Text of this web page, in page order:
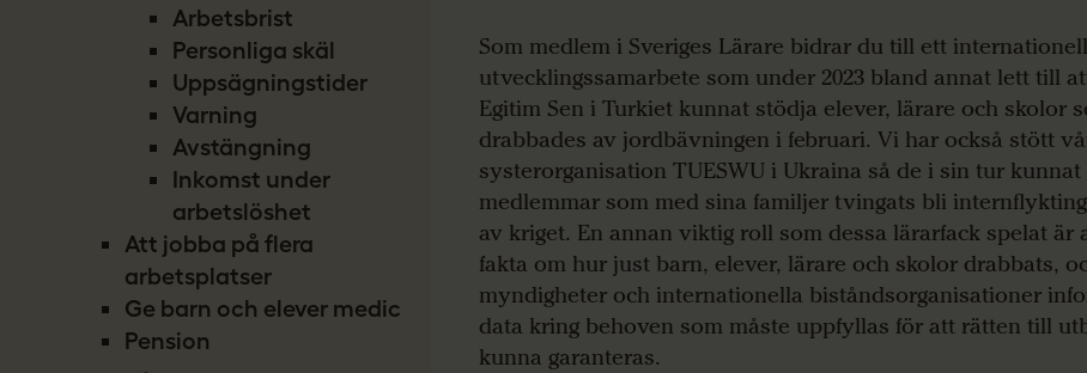
Arbetsbrist
Personliga skäl
Uppsägningstider
Varning
Avstängning
Inkomst under
arbetslöshet
Att jobba på flera
arbetsplatser
Ge barn och elever medicin
Pension
Som medlem i Sveriges Lärare bidrar du till ett
utvecklingssamarbete som under 2023 bland annat lett till
Egitim Sen i Turkiet kunnat stödja elever, lärare och skolor
drabbades av jordbävningen i februari. Vi har också stött
systerorganisation TUESWU i Ukraina så de i sin tur kunnat
medlemmar som med sina familjer tvingats bli
av kriget. En annan viktig roll som dessa lärarfack spelat är
fakta om hur just barn, elever, lärare och skolor drabbats,
myndigheter och internationella biståndsorganisationer
data kring behoven som måste uppfyllas för att rätten till
kunna garanteras.